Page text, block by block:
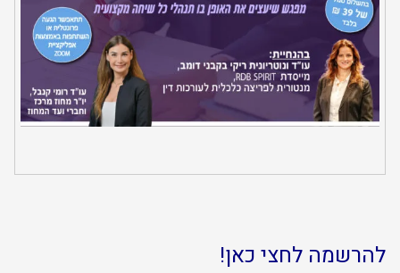
להרשמה לחצי כאן!